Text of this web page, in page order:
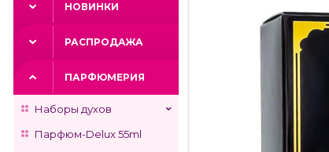
НОВИНКИ
РАСПРОДАЖА
ПАРФЮМЕРИЯ
Наборы духов
Парфюм-Delux 55ml